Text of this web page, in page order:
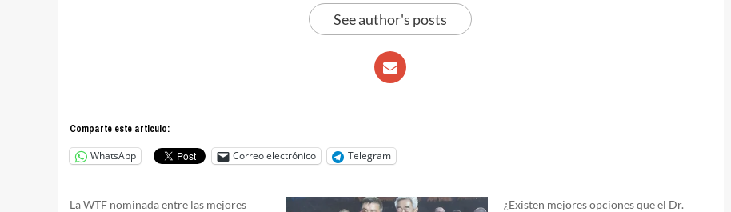
See author's posts
Comparte este articulo:
WhatsApp Correo electrónico Telegram
La WTF nominada entre las mejores
¿Existen mejores opciones que el Dr.